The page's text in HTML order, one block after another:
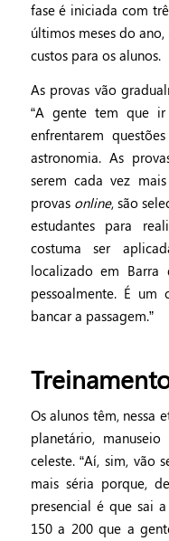
fase é iniciada com
últimos meses do
custos para os alunos.
As provas vão
“A gente tem que ir
enfrentarem
astronomia. As
serem cada vez
provas online, são
estudantes para
costuma ser
localizado em Barra
pessoalmente. É
bancar a passagem.”
Os alunos têm, nessa
planetário,
celeste. “Aí, sim, vão
mais séria porque,
presencial é que sai
150 a 200 que a